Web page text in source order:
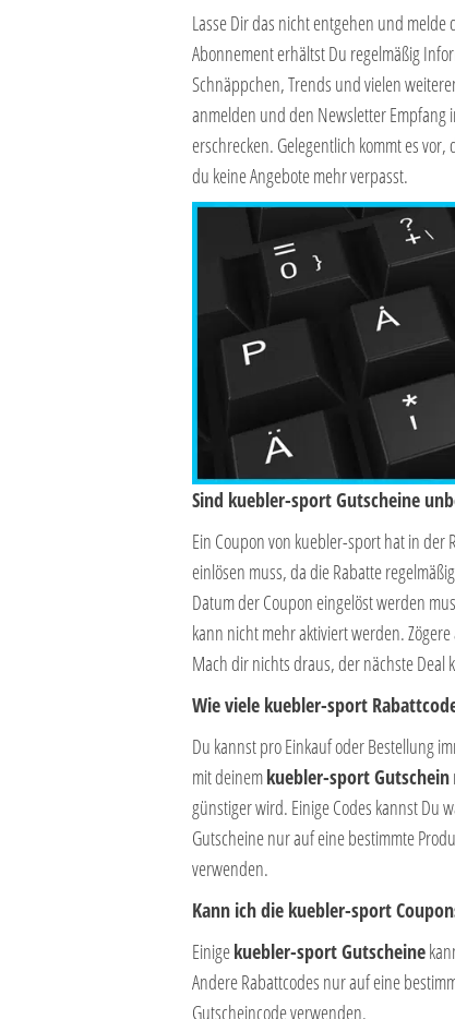
Lasse Dir das nicht entgehen und
Abonnement erhältst Du regelmäßig
Schnäppchen, Trends und vielen
anmelden und den Newsletter Empfang
erschrecken. Gelegentlich kommt es
du keine Angebote mehr verpasst.
Sind kuebler-sport Gutscheine
Ein Coupon von kuebler-sport hat in der
einlösen muss, da die Rabatte
Datum der Coupon eingelöst werden
kann nicht mehr aktiviert werden.
Mach dir nichts draus, der nächste Deal
Wie viele kuebler-sport
Du kannst pro Einkauf oder Bestellung
mit deinemkuebler-sport Gutschein
günstiger wird. Einige Codes kannst Du
Gutscheine nur auf eine bestimmte
verwenden.
Kann ich die kuebler-sport
Einigekuebler-sport Gutscheine
Andere Rabattcodes nur auf eine
Gutscheincode verwenden.